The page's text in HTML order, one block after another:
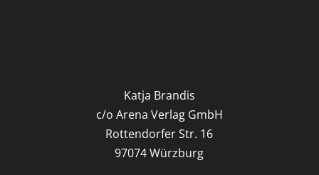
Katja Brandis
c/o Arena Verlag GmbH
Rottendorfer Str. 16
97074 Würzburg